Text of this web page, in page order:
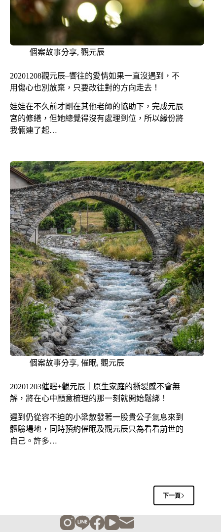
個案故事分享, 觀元辰
20201208觀元辰–響往的愛情如果一直沒遇到，不
用傷心也別放棄，只要改往對的方向走去！
娃娃在不久前才剛在其他老師的協助下，完成元辰
宮的修繕，但她總覺得沒有處理到位，所以緣份將
我倆連了起…
個案故事分享, 催眠, 觀元辰
20201203催眠+觀元辰｜原生家庭的撕裂感不會無
解，將在心中願意梳理的那一刻就開始鬆綁！
遲到仍從容不迫的小梁散發著一股貴公子氣息來到
體驗場地，同時預約催眠及觀元辰只為看看前世的
自己。許多…
下一頁